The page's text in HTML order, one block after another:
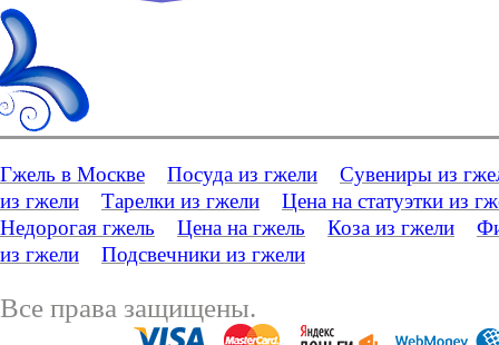
Гжель в Москве Посуда из гжели
Сувениры из
из гжели
Тарелки из гжели
Цена на статуэтки из
Недорогая гжель
Цена на гжель Коза из гжели
из гжели
Подсвечники из гжели
Все права защищены.